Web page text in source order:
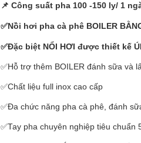
📌 Công suất pha 100 -150 ly/ 1
✅Nồi hơi pha cà phê BOILER
✅Đặc biệt NỔI HƠI được thiết kế
✅Hỗ trợ thêm BOILER đánh sữa và
✅Chất liệu full inox cao cấp
✅Đa chức năng pha cà phê, đánh
✅Tay pha chuyên nghiệp tiêu chuẩn